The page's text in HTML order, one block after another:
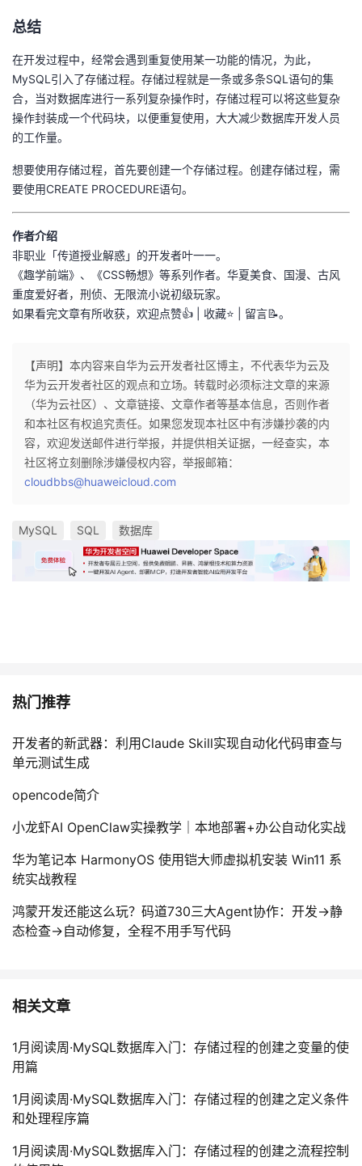
总结
在开发过程中，经常会遇到重复使用某一功能的情况，为此，
MySQL引入了存储过程。存储过程就是一条或多条SQL语句的集
合，当对数据库进行一系列复杂操作时，存储过程可以将这些复杂
操作封装成一个代码块，以便重复使用，大大减少数据库开发人员
的工作量。
想要使用存储过程，首先要创建一个存储过程。创建存储过程，需
要使用CREATE PROCEDURE语句。
作者介绍
非职业「传道授业解惑」的开发者叶一一。
《趣学前端》、《CSS畅想》等系列作者。华夏美食、国漫、古风
重度爱好者，刑侦、无限流小说初级玩家。
如果看完文章有所收获，欢迎点赞👍 | 收藏⭐ ️ | 留言📝。
【声明】本内容来自华为云开发者社区博主，不代表华为云及
华为云开发者社区的观点和立场。转载时必须标注文章的来源
（华为云社区）、文章链接、文章作者等基本信息，否则作者
和本社区有权追究责任。如果您发现本社区中有涉嫌抄袭的内
容，欢迎发送邮件进行举报，并提供相关证据，一经查实，本
社区将立刻删除涉嫌侵权内容，举报邮箱：
cloudbbs@huaweicloud.com
MySQL SQL 数据库
热门推荐
开发者的新武器：利用Claude Skill实现自动化代码审查与
单元测试生成
opencode简介
小龙虾AI OpenClaw实操教学｜本地部署+办公自动化实战
华为笔记本 HarmonyOS 使用铠大师虚拟机安装 Win11 系
统实战教程
鸿蒙开发还能这么玩？码道730三大Agent协作：开发→静
态检查→自动修复，全程不用手写代码
相关文章
1月阅读周·MySQL数据库入门：存储过程的创建之变量的使
用篇
1月阅读周·MySQL数据库入门：存储过程的创建之定义条件
和处理程序篇
1月阅读周·MySQL数据库入门：存储过程的创建之流程控制